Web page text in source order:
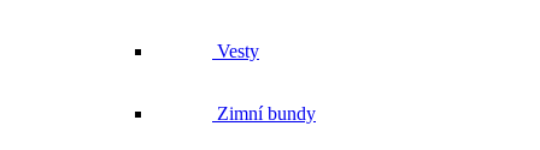
Vesty
Zimní bundy